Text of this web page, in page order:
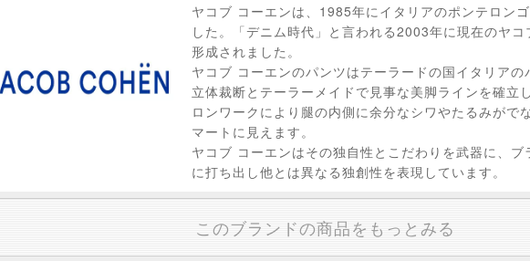
ヤコブ コーエンは、1985年にイタリアのポンテロン
した。「デニム時代」と言われる2003年に現在のヤ
形成されました。
ヤコブ コーエンのパンツはテーラードの国イタリアの
立体裁断とテーラーメイドで見事な美脚ラインを確立
ロンワークにより腿の内側に余分なシワやたるみがで
マートに見えます。
ヤコブ コーエンはその独自性とこだわりを武器に、
に打ち出し他とは異なる独創性を表現しています。
このブランドの商品をもっとみる